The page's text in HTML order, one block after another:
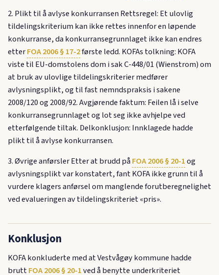
2. Plikt til å avlyse konkurransen Rettsregel: Et ulovlig
tildelingskriterium kan ikke rettes innenfor en løpende
konkurranse, da konkurransegrunnlaget ikke kan endres
etterFOA 2006 § 17-2første ledd. KOFAs tolkning: KOFA
viste til EU-domstolens dom i sak C-448/01 (Wienstrom) om
at bruk av ulovlige tildelingskriterier medfører
avlysningsplikt, og til fast nemndspraksis i sakene
2008/120 og 2008/92. Avgjørende faktum: Feilen lå i selve
konkurransegrunnlaget og lot seg ikke avhjelpe ved
etterfølgende tiltak. Delkonklusjon: Innklagede hadde
plikt til å avlyse konkurransen.
3. Øvrige anførsler Etter at brudd påFOA 2006 § 20-1og
avlysningsplikt var konstatert, fant KOFA ikke grunn til å
vurdere klagers anførsel om manglende forutberegnelighet
ved evalueringen av tildelingskriteriet «pris».
Konklusjon
KOFA konkluderte med at Vestvågøy kommune hadde
bruttFOA 2006 § 20-1ved å benytte underkriteriet